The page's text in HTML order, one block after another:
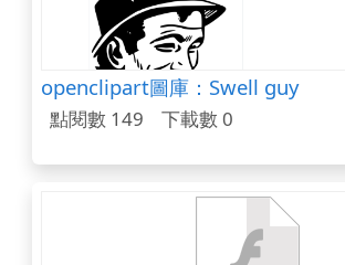
openclipart圖庫：Swell guy
點閱數 149 下載數 0